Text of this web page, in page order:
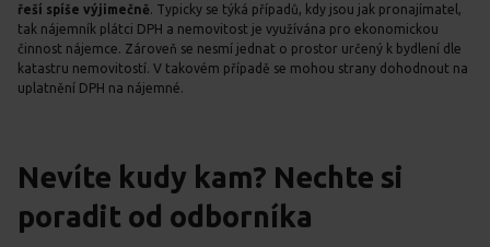
řeší spíše výjimečně. Typicky se týká případů, kdy jsou jak pronajímatel,
tak nájemník plátci DPH a nemovitost je využívána pro ekonomickou
činnost nájemce. Zároveň se nesmí jednat o prostor určený k bydlení dle
katastru nemovitostí. V takovém případě se mohou strany dohodnout na
uplatnění DPH na nájemné.
Nevíte kudy kam? Nechte si
poradit od odborníka